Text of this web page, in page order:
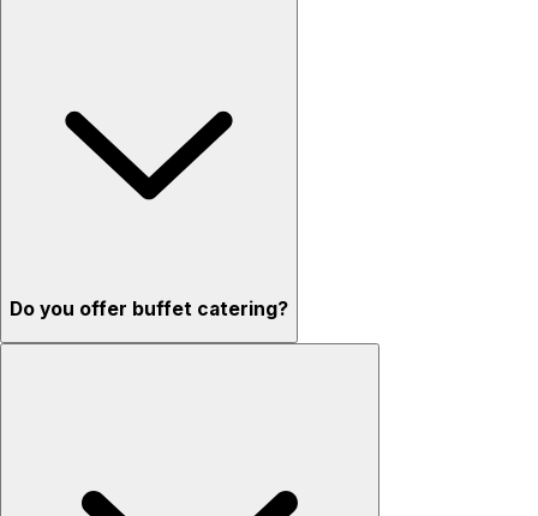
Do you offer buffet catering?